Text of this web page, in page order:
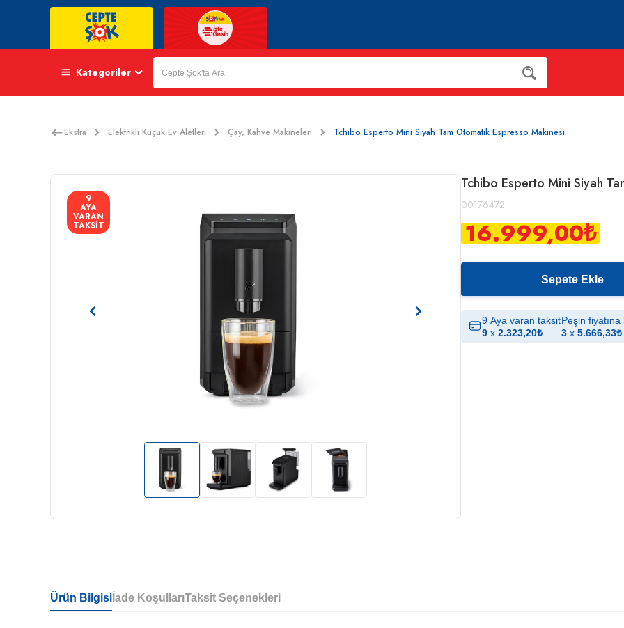
Kategoriler
Ekstra Elektrikli Küçük Ev Aletleri Çay, Kahve Makineleri Tchibo Esperto Mini Siyah Tam Otomatik Espresso Makinesi
9
AYA
VARAN
TAKSİT
Tchibo Esperto Mini Siyah
00176472
16.999,00₺
Sepete Ekle
9 Aya varan taksit
9 x 2.323,20₺
Peşin
3 x 5.666,33₺
Ürün Bilgisi İade KoşullarıTaksit Seçenekleri